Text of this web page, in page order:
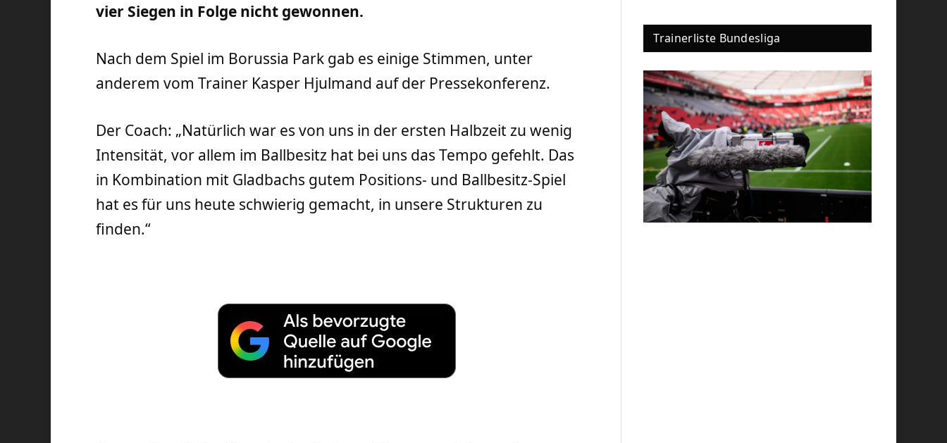
vier Siegen in Folge nicht gewonnen.
Nach dem Spiel im Borussia Park gab es einige Stimmen, unter
anderem vom Trainer Kasper Hjulmand auf der Pressekonferenz.
Der Coach: „Natürlich war es von uns in der ersten Halbzeit zu wenig
Intensität, vor allem im Ballbesitz hat bei uns das Tempo gefehlt. Das
in Kombination mit Gladbachs gutem Positions- und Ballbesitz-Spiel
hat es für uns heute schwierig gemacht, in unsere Strukturen zu
finden.“
Trainerliste Bundesliga